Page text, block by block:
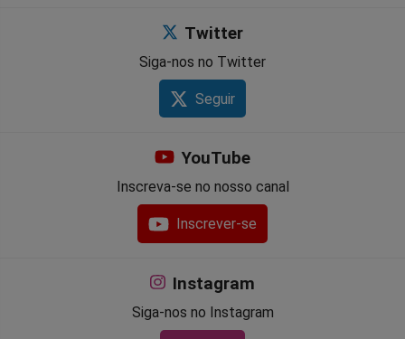
Twitter
Siga-nos no Twitter
Seguir
YouTube
Inscreva-se no nosso canal
Inscrever-se
Instagram
Siga-nos no Instagram